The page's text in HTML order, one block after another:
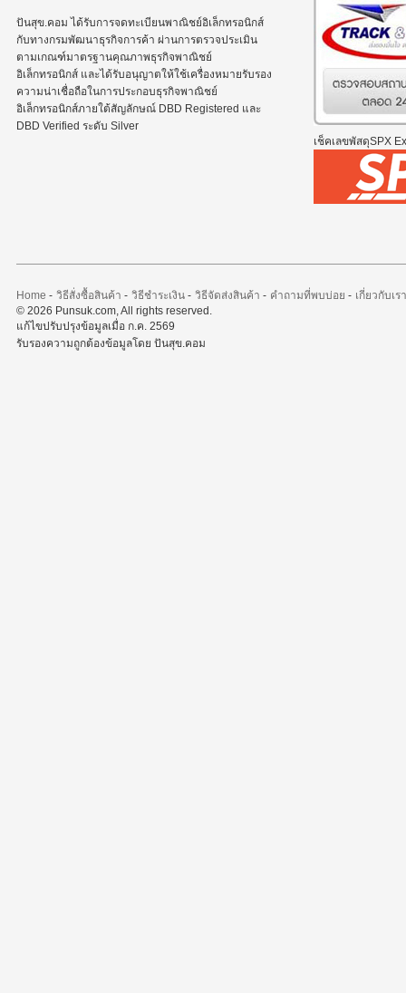
ปันสุข.คอม ได้รับการจดทะเบียนพาณิชย์อิเล็กทรอนิกส์
กับทางกรมพัฒนาธุรกิจการค้า ผ่านการตรวจประเมิน
ตามเกณฑ์มาตรฐานคุณภาพธุรกิจพาณิชย์
อิเล็กทรอนิกส์ และได้รับอนุญาตให้ใช้เครื่องหมายรับรอง
ความน่าเชื่อถือในการประกอบธุรกิจพาณิชย์
อิเล็กทรอนิกส์ภายใต้สัญลักษณ์ DBD Registered และ
DBD Verified ระดับ Silver
เช็คเลขพัสดุSPX
Home - วิธีสั่งซื้อสินค้า - วิธีชำระเงิน- วิธีจัดส่งสินค้า - คำถามที่พบบ่อย - เกี่ยวกับเรา
© 2026 Punsuk.com, All rights reserved.
แก้ไขปรับปรุงข้อมูลเมื่อ ก.ค. 2569
รับรองความถูกต้องข้อมูลโดย ปันสุข.คอม